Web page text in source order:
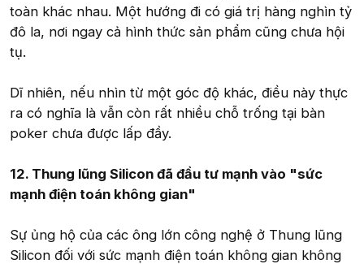
toàn khác nhau. Một hướng đi có giá trị hàng nghìn tỷ
đô la, nơi ngay cả hình thức sản phẩm cũng chưa hội
tụ.
Dĩ nhiên, nếu nhìn từ một góc độ khác, điều này thực
ra có nghĩa là vẫn còn rất nhiều chỗ trống tại bàn
poker chưa được lấp đầy.
12. Thung lũng Silicon đã đầu tư mạnh vào "sức
mạnh điện toán không gian"
Sự ủng hộ của các ông lớn công nghệ ở Thung lũng
Silicon đối với sức mạnh điện toán không gian không